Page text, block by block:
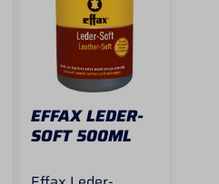
EFFAX LEDER-
SOFT 500ML